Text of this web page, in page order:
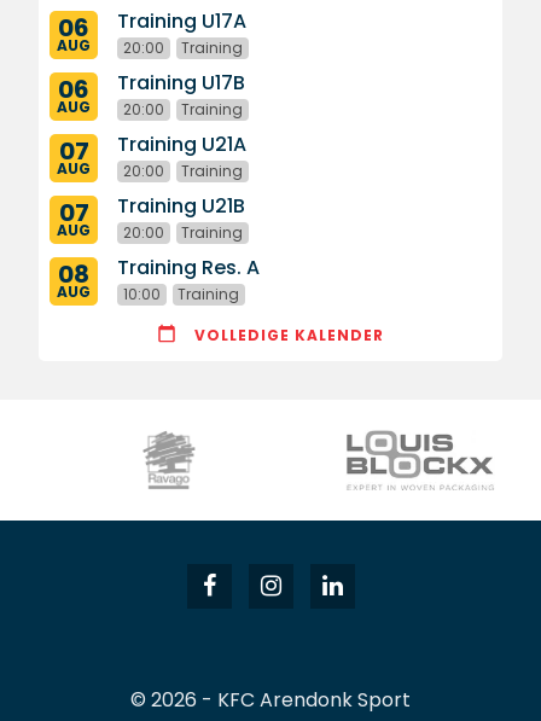
06
AUG
Training U17A
20:00 Training
06
AUG
Training U17B
20:00 Training
07
AUG
Training U21A
20:00 Training
07
AUG
Training U21B
20:00 Training
08
AUG
Training Res. A
10:00
Training
VOLLEDIGE KALENDER
© 2026 - KFC Arendonk Sport